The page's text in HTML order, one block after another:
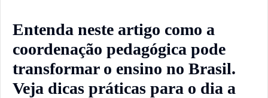
Entenda neste artigo como a
coordenação pedagógica pode
transformar o ensino no Brasil.
Veja dicas práticas para o dia a